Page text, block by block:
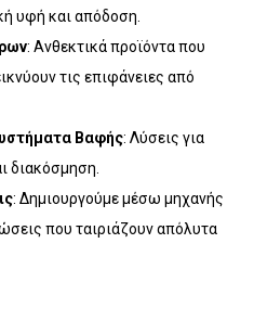
υφή και απόδοση.
: Ανθεκτικά προϊόντα που
τις επιφάνειες από
Βαφής: Λύσεις για
διακόσμηση.
: Δημιουργούμε μέσω μηχανής
που ταιριάζουν απόλυτα